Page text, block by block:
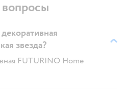
звезда?
FUTURINO Home